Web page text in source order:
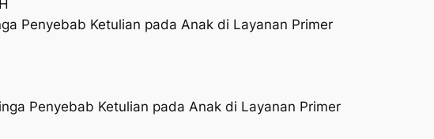
Penyebab Ketulian pada Anak di Layanan Primer
Penyebab Ketulian pada Anak di Layanan Primer